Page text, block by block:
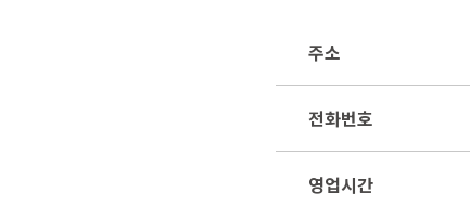
주소
전화번호
영업시간